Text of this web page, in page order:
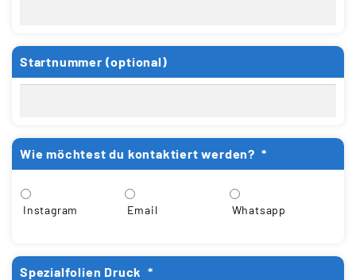
Startnummer (optional)
Wie möchtest du kontaktiert werden? *
Instagram Email Whatsapp
Spezialfolien Druck *